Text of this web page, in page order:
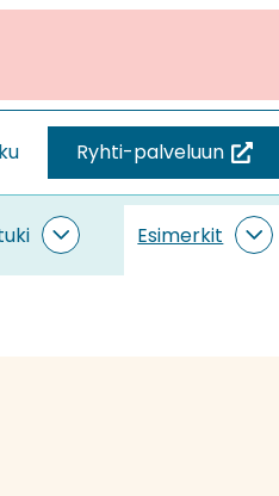
Ryhti-palveluun
(siirryt
toiseen
palveluun)
Ohjeet
ja
Esimerkit